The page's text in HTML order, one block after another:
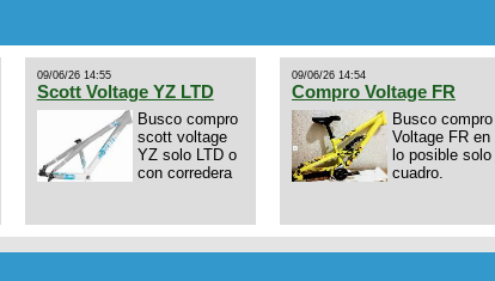
09/06/26 14:55
Scott Voltage YZ LTD
Busco compro
scott voltage
YZ solo LTD o
con corredera
09/06/26 14:54
Compro Voltage FR
Busco compro
Voltage FR en
lo posible solo
cuadro.